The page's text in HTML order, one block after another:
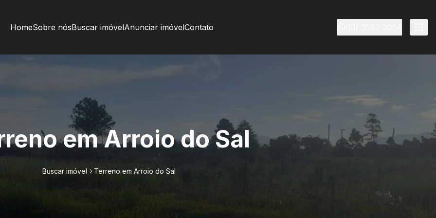
HomeSobre nósBuscar imóvelAnunciar imóvelContato
em Arroio do Sal
Buscar imóvel Terreno em Arroio do Sal